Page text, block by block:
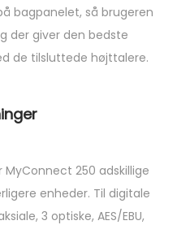
bagpanelet, så brugeren
der giver den bedste
de tilsluttede højttalere.
250 adskillige
enheder. Til digitale
3 optiske, AES/EBU,